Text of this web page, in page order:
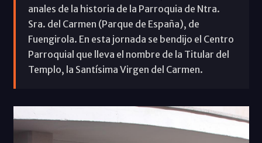
anales de la historia de la Parroquia de Ntra.
Sra. del Carmen (Parque de España), de
Fuengirola. En esta jornada se bendijo el Centro
Parroquial que lleva el nombre de la Titular del
Templo, la Santísima Virgen del Carmen.